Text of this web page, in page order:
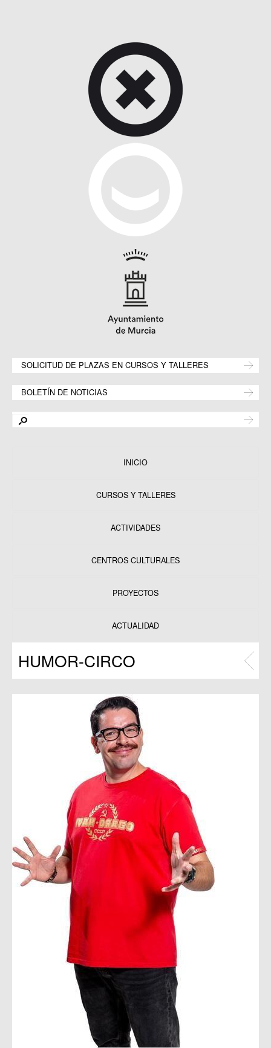
SOLICITUD DE PLAZAS EN CURSOS Y TALLERES
BOLETÍN DE NOTICIAS
INICIO
CURSOS Y TALLERES
ACTIVIDADES
CENTROS CULTURALES
PROYECTOS
Programas
ACTUALIDAD
HUMOR-CIRCO